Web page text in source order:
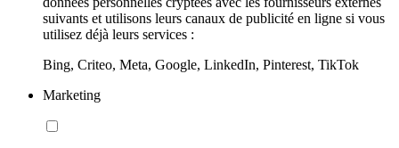
suivants et utilisons leurs canaux de publicité en ligne si vous
utilisez déjà leurs services :
Bing, Criteo, Meta, Google, LinkedIn, Pinterest, TikTok
Marketing